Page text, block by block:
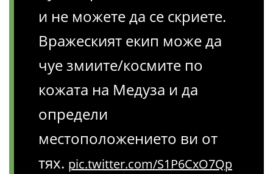
и не можете да се скриете.
Вражеският екип може да
чуе змиите/космите по
кожата на Медуза и да
определи
местоположението ви от
тях. pic.twitter.com/S1P6CxO7Qp